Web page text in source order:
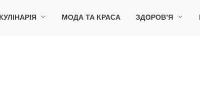
КУЛІНАРІЯ МОДА ТА КРАСА ЗДОРОВ’Я